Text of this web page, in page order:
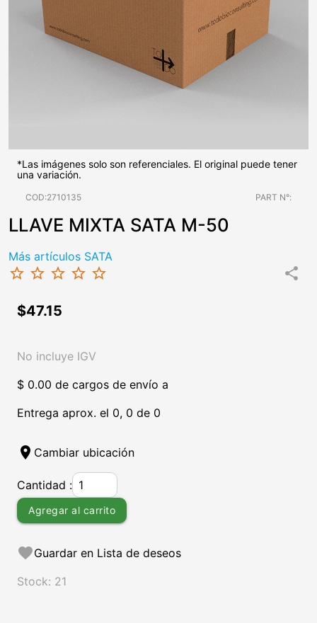
*Las imágenes solo son referenciales. El original puede tener
una variación.
COD:2710135 PART N°:
LLAVE MIXTA SATA M-50
Más artículos SATA
star_border star_border star_border star_border star_border share
$47.15
No incluye IGV
$ 0.00 de cargos de envío a
Entrega aprox. el 0, 0 de 0
location_on Cambiar ubicación
Cantidad :
Agregar al carrito
favoriteGuardar en Lista de deseos
Stock: 21